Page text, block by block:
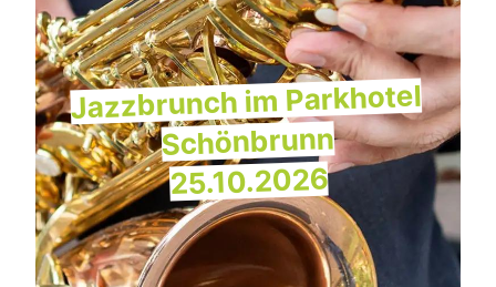
Jazzbrunch im Parkhotel
Schönbrunn
25.10.2026